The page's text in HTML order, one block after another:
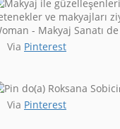
Via Pinterest
Via Pinterest